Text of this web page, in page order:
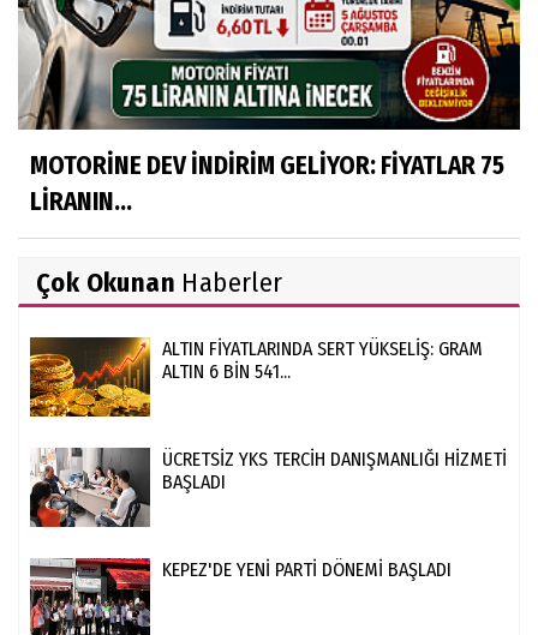
MOTORİNE DEV İNDİRİM GELİYOR: FİYATLAR 75
LİRANIN...
Çok Okunan Haberler
ALTIN FİYATLARINDA SERT YÜKSELİŞ: GRAM
ALTIN 6 BİN 541...
ÜCRETSİZ YKS TERCİH DANIŞMANLIĞI HİZMETİ
BAŞLADI
KEPEZ'DE YENİ PARTİ DÖNEMİ BAŞLADI